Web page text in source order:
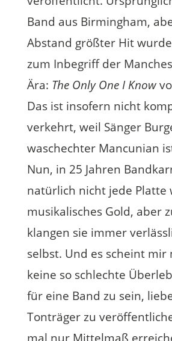
Band aus Birmingham,
Abstand größter Hit
zum Inbegriff der
Ära: The Only One I Know
Das ist insofern nicht
verkehrt, weil Sänger
waschechter Mancunian
Nun, in 25 Jahren
natürlich nicht jede Platte
musikalisches Gold, aber
klangen sie immer
selbst. Und es scheint mir
keine so schlechte
für eine Band zu sein,
Tonträger zu